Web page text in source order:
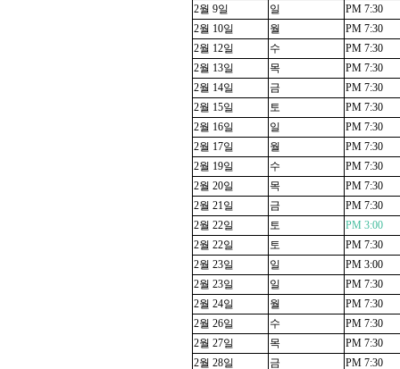
2월 9일 일
PM 7:30
2월 10일 월
PM 7:30
2월 12일 수
PM 7:30
2월 13일 목
PM 7:30
2월 14일 금
PM 7:30
2월 15일 토
PM 7:30
2월 16일 일
PM 7:30
2월 17일 월
PM 7:30
2월 19일 수
PM 7:30
2월 20일 목
PM 7:30
2월 21일 금
PM 7:30
2월 22일 토
PM 3:00
2월 22일 토
PM 7:30
2월 23일 일
PM 3:00
2월 23일 일
PM 7:30
2월 24일 월
PM 7:30
2월 26일 수
PM 7:30
2월 27일 목
PM 7:30
2월 28일 금 PM 7:30